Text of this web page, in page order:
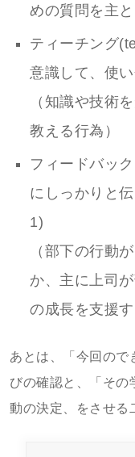
めの質問を主
ティーチング
意識して、使
（知識や技術
教える行為）
フィードバッ
にしっかりと
1)
（部下の行動
か、主に上司
の成長を支援す
あとは、「今回ので
びの確認と、「その
動の決定、をさせる